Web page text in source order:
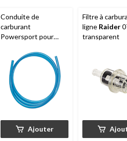
Conduite de
carburant
Powersport pour
tout-terrain et
motoneiges, bleu,
5/16 po x 5 pi
Ajouter
Filtre à
ligne Raider
transparent